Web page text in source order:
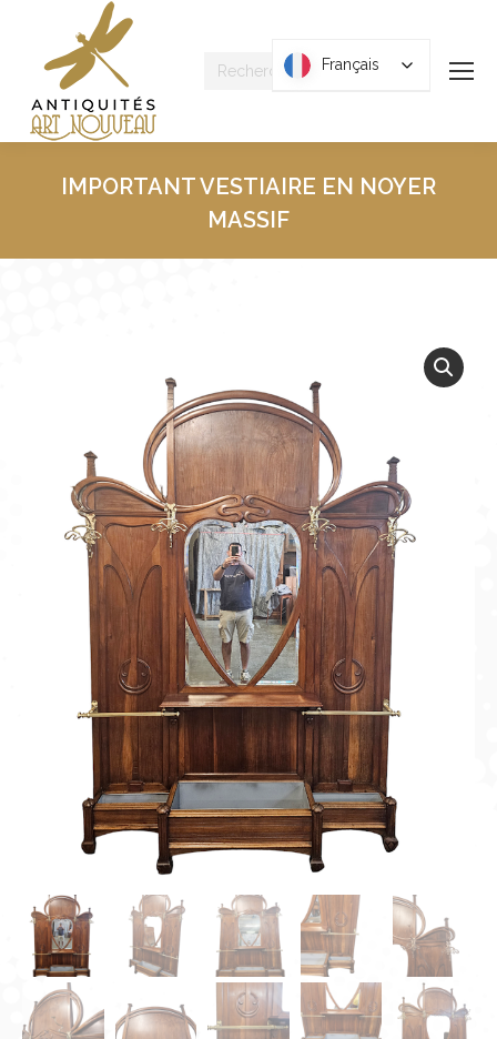
Recherche
IMPORTANT VESTIAIRE EN NOYER
MASSIF
Français
Français